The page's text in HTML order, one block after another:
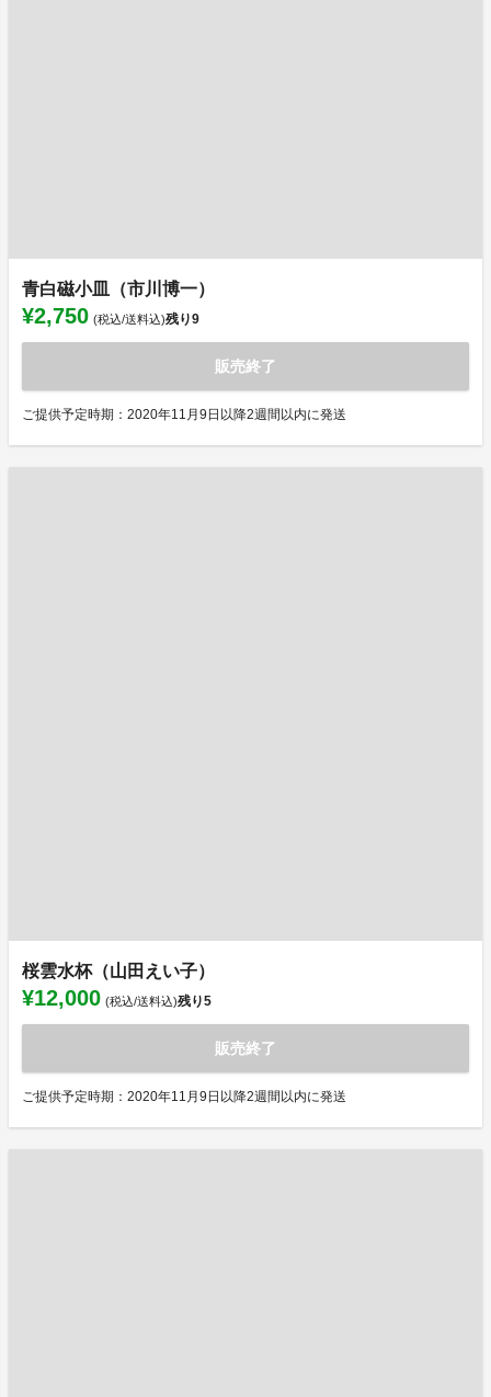
青白磁小皿（市川博一）
¥2,750 (税込/送料込)残り9
販売終了
ご提供予定時期：2020年11月9日以降2週間以内に発送
桜雲水杯（山田えい子）
¥12,000 (税込/送料込)残り5
販売終了
ご提供予定時期：2020年11月9日以降2週間以内に発送